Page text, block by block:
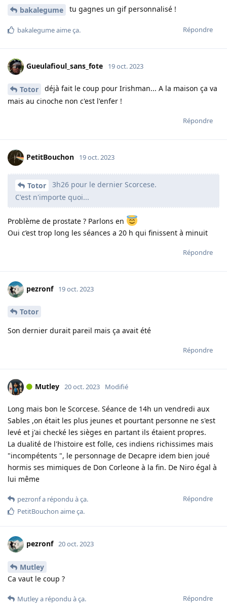
bakalegume tu gagnes un gif personnalisé !
Répondre
bakalegumeaime ça.
Gueulafioul_sans_fote 19 oct. 2023
Totor
déjà fait le coup pour Irishman... A la maison ça va
mais au cinoche non c'est l'enfer !
Répondre
PetitBouchon 19 oct. 2023
Totor
3h26 pour le dernier Scorcese.
C'est n'importe quoi...
Problème de prostate ? Parlons en
Oui c’est trop long les séances a 20 h qui finissent à minuit
Répondre
pezronf 19 oct. 2023
Totor
Son dernier durait pareil mais ça avait été
Répondre
Mutley 20 oct. 2023 Modifié
Long mais bon le Scorcese. Séance de 14h un vendredi aux
Sables ,on était les plus jeunes et pourtant personne ne s'est
levé et j'ai checké les sièges en partant ils étaient propres.
La dualité de l'histoire est folle, ces indiens richissimes mais
"incompétents ", le personnage de Decapre idem bien joué
hormis ses mimiques de Don Corleone à la fin. De Niro égal à
lui même
Répondre
pezronfa répondu à ça.
PetitBouchon aime ça.
pezronf 20 oct. 2023
Mutley
Ca vaut le coup ?
Répondre
Mutleya répondu à ça.